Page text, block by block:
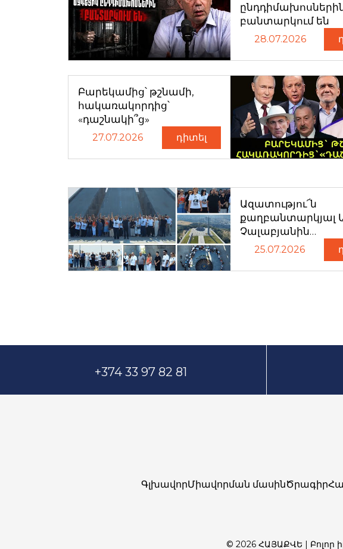
բանտարկում են
28.07.2026
Բարեկամից՝ թշնամի,
հակառակորդից՝
«դաշնակի՞ց»
27.07.2026 դիտել
Ազատությու՜ն
քաղբանտարկյալ
Չալաբյանին…
25.07.2026
+374 33 97 82 81
ԳլխավորՄիավորման մասինԾրագիր
© 2026 ՀԱՅԱՔՎԵ | Բոլոր